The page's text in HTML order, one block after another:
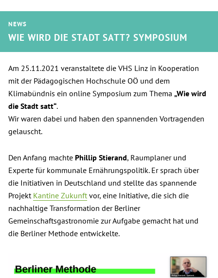
NEWS
WIE WIRD DIE STADT SATT? SYMPOSIUM
Am 25.11.2021 veranstaltete die VHS Linz in Kooperation
mit der Pädagogischen Hochschule OÖ und dem
Klimabündnis ein online Symposium zum Thema „Wie wird
die Stadt satt“.
Wir waren dabei und haben den spannenden Vortragenden
gelauscht.
Den Anfang machte Phillip Stierand, Raumplaner und
Experte für kommunale Ernährungspolitik. Er sprach über
die Initiativen in Deutschland und stellte das spannende
Projekt Kantine Zukunftvor, eine Initiative, die sich die
nachhaltige Transformation der Berliner
Gemeinschaftsgastronomie zur Aufgabe gemacht hat und
die Berliner Methode entwickelte.